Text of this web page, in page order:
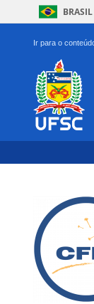
BRASIL
Ir para o